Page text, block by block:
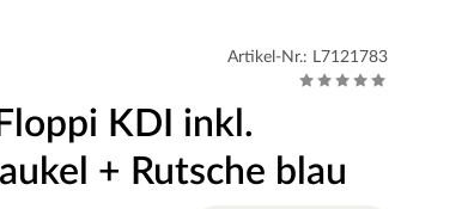
Artikel-Nr.: L7121783
KDI inkl.
+ Rutsche blau